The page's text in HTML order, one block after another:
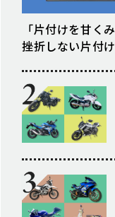
「片付けを甘く
挫折しない片付